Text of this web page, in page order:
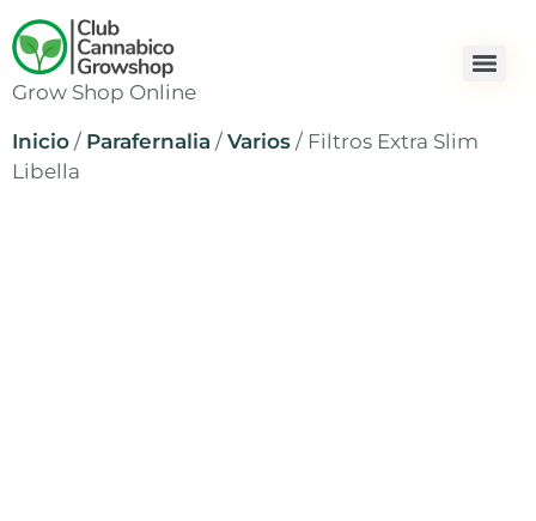
Grow Shop Online
Inicio / Parafernalia / Varios / Filtros Extra Slim
Libella